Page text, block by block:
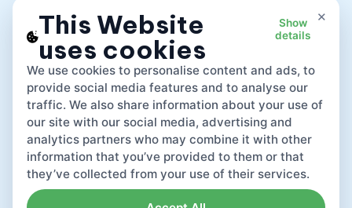
App
×
This Website
uses cookies
Show
details
We use cookies to personalise content and ads, to
provide social media features and to analyse our
traffic. We also share information about your use of
our site with our social media, advertising and
analytics partners who may combine it with other
information that you’ve provided to them or that
they’ve collected from your use of their services.